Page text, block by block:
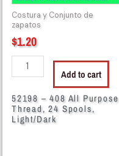
Costura y Conjunto de
zapatos
$1.20
Light/Dark
quantity
Add to cart
52198 – 408 All Purpose
Thread, 24 Spools,
Light/Dark